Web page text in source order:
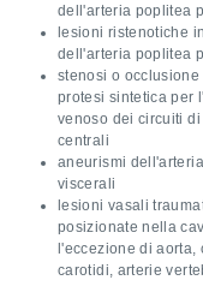
dell'arteria poplitea
lesioni ristenotiche
dell'arteria poplitea
stenosi o
protesi sintetica per
venoso dei circuiti
centrali
aneurismi
viscerali
lesioni vasali
posizionate nella
l'eccezione di aorta,
carotidi, arterie